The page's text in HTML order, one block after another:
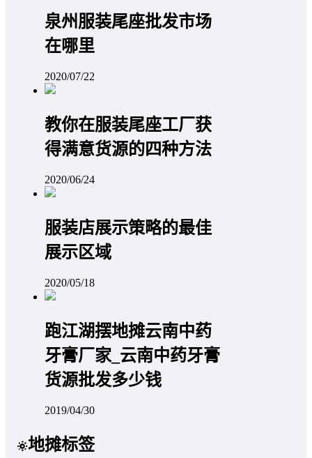
泉州服装尾座批发市场
在哪里
2020/07/22
教你在服装尾座工厂获
得满意货源的四种方法
2020/06/24
服装店展示策略的最佳
展示区域
2020/05/18
跑江湖摆地摊云南中药
牙膏厂家_云南中药牙膏
货源批发多少钱
2019/04/30
地摊标签